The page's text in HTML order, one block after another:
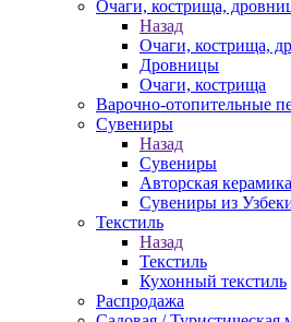
Очаги, кострища,
Назад
Очаги, кострища,
Дровницы
Очаги, кострища
Варочно-отопительные
Сувениры
Назад
Сувениры
Авторская
Сувениры из
Текстиль
Назад
Текстиль
Кухонный текстиль
Распродажа